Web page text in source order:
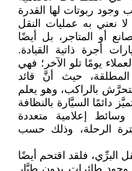
وجود ربوتات لها القدرة
نعني به عمليات النقل
أو المتاجر، بل أيضًا
أجرة ذاتية القيادة.
يومًا تلو الآخر؛ فهي
المطلقة، حيث أنَّ قائد
بالراكب، وهو يعلم
دائمًا السيَّارة بالنظافة
إعلامية متعددة
الرحلة، وذلك حسب
البرِّي، فلقد اقتحم أيضًا